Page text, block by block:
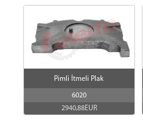
Pimli İtmeli Plak
6020
2940,88EUR